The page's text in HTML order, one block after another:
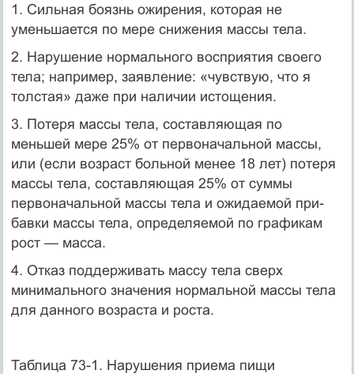
1. Сильная боязнь ожирения, которая не
уменьшается по мере снижения массы тела.
2. Нарушение нормального восприятия своего
тела; например, заявление: «чувствую, что я
толстая» даже при наличии истощения.
3. Потеря массы тела, составляющая по
меньшей мере 25% от первоначальной массы,
или (если возраст больной менее 18 лет) потеря
массы тела, составляющая 25% от суммы
первоначальной массы тела и ожидаемой при­
бавки массы тела, определяемой по графикам
рост — масса.
4. Отказ поддерживать массу тела сверх
минимального значения нормальной массы тела
для данного возраста и роста.
Таблица 73-1. Нарушения приема пищи